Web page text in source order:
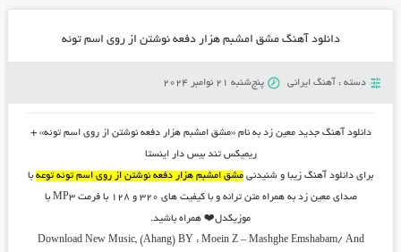
دانلود آهنگ مشق امشبم هزار دفعه نوشتن از روی اسم توئه
دسته : آهنگ ایرانی پنج‌شنبه 21 نوامبر 2024
دانلود آهنگ جدید معین زد به نام «مشق امشبم هزار دفعه نوشتن از روی اسم توئه» +
ریمیکس تند بیس دار اینستا
برای دانلود آهنگ زیبا و شنیدنی مشق امشبم هزار دفعه نوشتن از روی اسم توئه توعهبا
صدای معین زد به همراه متن ترانه و با کیفیت های ۳۲۰ و ۱۲۸ با فرمت MP3 با
موزیکدل❤️ همراه باشید.
Download New Music, (Ahang) BY : Moein Z – Mashghe Emshabam/ And